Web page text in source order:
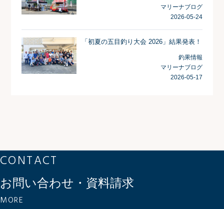
マリーナブログ
2026-05-24
「初夏の五目釣り大会 2026」結果発表！
釣果情報
マリーナブログ
2026-05-17
CONTACT
お問い合わせ・資料請求
MORE